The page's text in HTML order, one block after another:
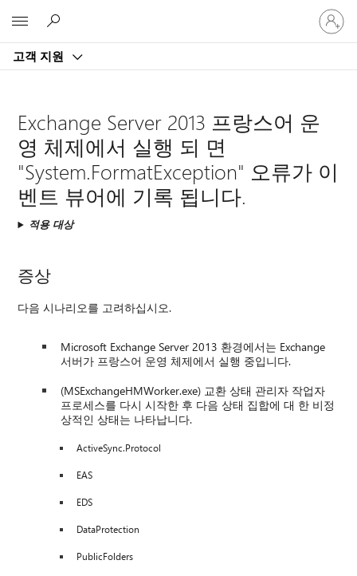
고객 지원
귀
하
계
인
Exchange Server 2013 프랑스어 운
영 체제에서 실행 되 면
"System.FormatException" 오류가 이
벤트 뷰어에 기록 됩니다.
적용 대상
증상
다음 시나리오를 고려하십시오.
Microsoft Exchange Server 2013 환경에서는 Exchange
서버가 프랑스어 운영 체제에서 실행 중입니다.
(MSExchangeHMWorker.exe) 교환 상태 관리자 작업자
프로세스를 다시 시작한 후 다음 상태 집합에 대 한 비정
상적인 상태는 나타납니다.
ActiveSync.Protocol
EAS
EDS
DataProtection
PublicFolders